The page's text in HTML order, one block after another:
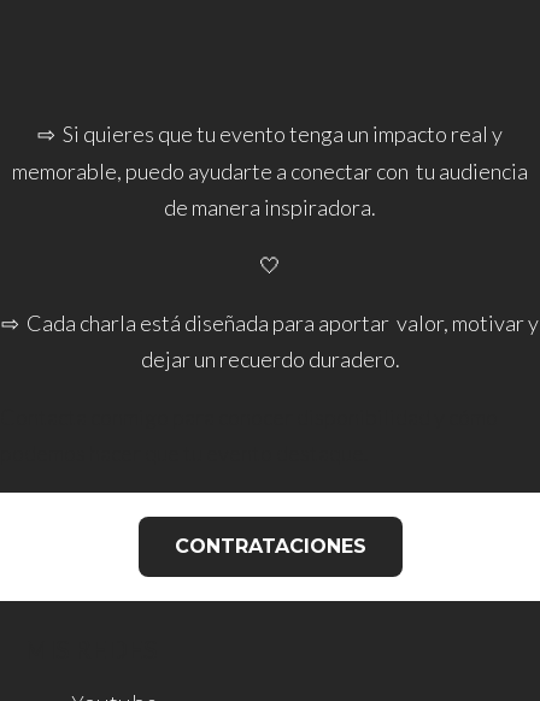
⇨ Si quieres que tu evento tenga un impacto real y
memorable, puedo ayudarte a conectar con tu audiencia
de manera inspiradora.
🤍
⇨ Cada charla está diseñada para aportar valor, motivary
dejar un recuerdo duradero.
CONTRATACIONES